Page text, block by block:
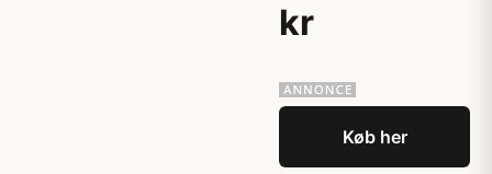
kr
Køb her